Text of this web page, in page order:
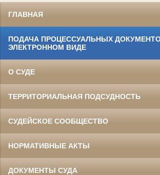
ГЛАВНАЯ
ПОДАЧА ПРОЦЕССУАЛЬНЫХ
ЭЛЕКТРОННОМ ВИДЕ
О СУДЕ
ТЕРРИТОРИАЛЬНАЯ ПОДСУДНОСТЬ
СУДЕЙСКОЕ СООБЩЕСТВО
НОРМАТИВНЫЕ АКТЫ
ДОКУМЕНТЫ СУДА